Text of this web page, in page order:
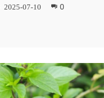
2025-07-10 0